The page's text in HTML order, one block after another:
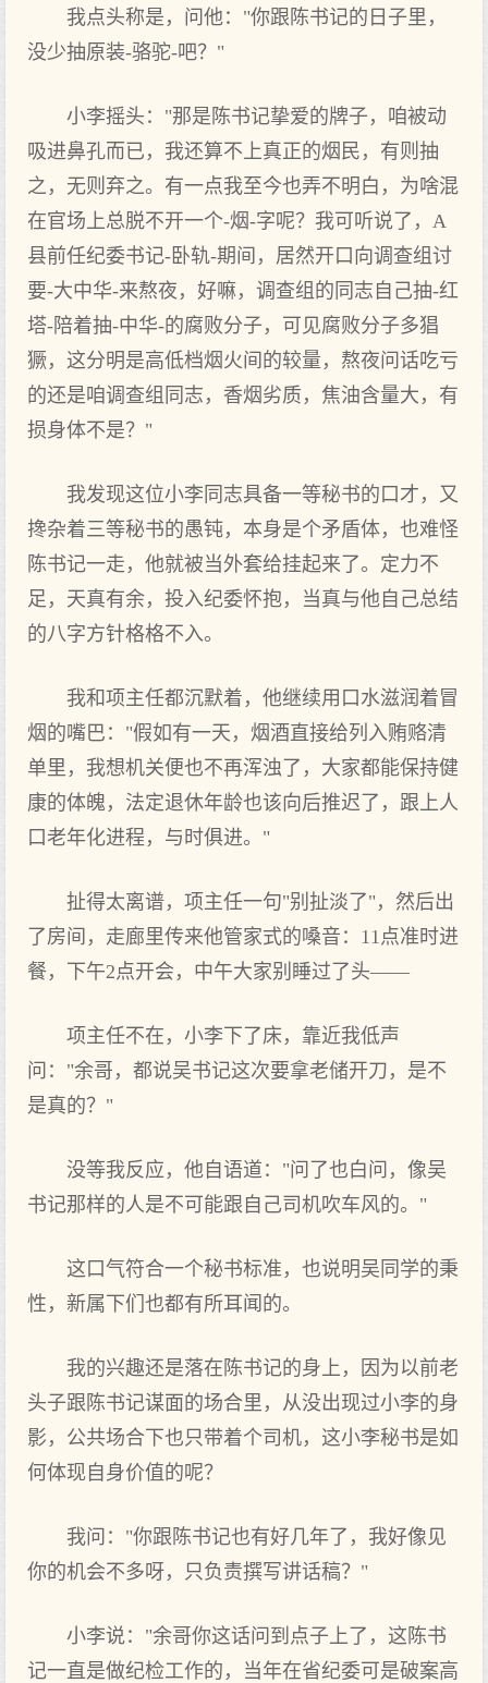
我点头称是，问他："你跟陈书记的日子里，
没少抽原装-骆驼-吧？"
小李摇头："那是陈书记挚爱的牌子，咱被动
吸进鼻孔而已，我还算不上真正的烟民，有则抽
之，无则弃之。有一点我至今也弄不明白，为啥混
在官场上总脱不开一个-烟-字呢？我可听说了，A
县前任纪委书记-卧轨-期间，居然开口向调查组讨
要-大中华-来熬夜，好嘛，调查组的同志自己抽-红
塔-陪着抽-中华-的腐败分子，可见腐败分子多猖
獗，这分明是高低档烟火间的较量，熬夜问话吃亏
的还是咱调查组同志，香烟劣质，焦油含量大，有
损身体不是？"
我发现这位小李同志具备一等秘书的口才，又
搀杂着三等秘书的愚钝，本身是个矛盾体，也难怪
陈书记一走，他就被当外套给挂起来了。定力不
足，天真有余，投入纪委怀抱，当真与他自己总结
的八字方针格格不入。
我和项主任都沉默着，他继续用口水滋润着冒
烟的嘴巴："假如有一天，烟酒直接给列入贿赂清
单里，我想机关便也不再浑浊了，大家都能保持健
康的体魄，法定退休年龄也该向后推迟了，跟上人
口老年化进程，与时俱进。"
扯得太离谱，项主任一句"别扯淡了"，然后出
了房间，走廊里传来他管家式的嗓音：11点准时进
餐，下午2点开会，中午大家别睡过了头——
项主任不在，小李下了床，靠近我低声
问："余哥，都说吴书记这次要拿老储开刀，是不
是真的？"
没等我反应，他自语道："问了也白问，像吴
书记那样的人是不可能跟自己司机吹车风的。"
这口气符合一个秘书标准，也说明吴同学的秉
性，新属下们也都有所耳闻的。
我的兴趣还是落在陈书记的身上，因为以前老
头子跟陈书记谋面的场合里，从没出现过小李的身
影，公共场合下也只带着个司机，这小李秘书是如
何体现自身价值的呢？
我问："你跟陈书记也有好几年了，我好像见
你的机会不多呀，只负责撰写讲话稿？"
小李说："余哥你这话问到点子上了，这陈书
记一直是做纪检工作的，当年在省纪委可是破案高